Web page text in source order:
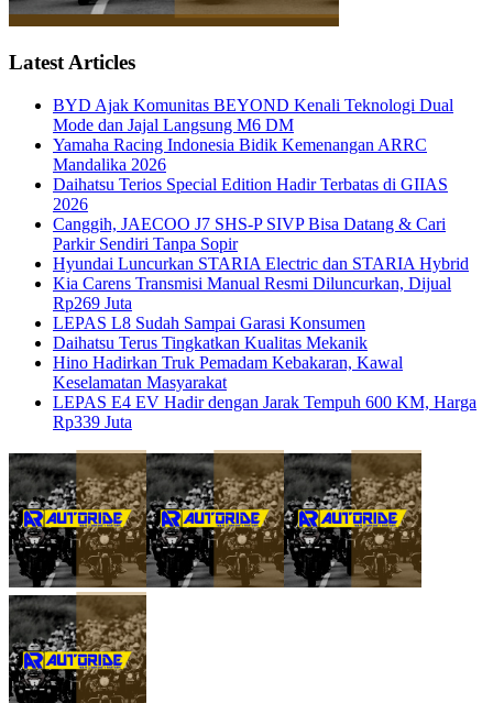
Latest Articles
BYD Ajak Komunitas BEYOND Kenali Teknologi Dual
Mode dan Jajal Langsung M6 DM
Yamaha Racing Indonesia Bidik Kemenangan ARRC
Mandalika 2026
Daihatsu Terios Special Edition Hadir Terbatas di GIIAS
2026
Canggih, JAECOO J7 SHS-P SIVP Bisa Datang & Cari
Parkir Sendiri Tanpa Sopir
Hyundai Luncurkan STARIA Electric dan STARIA Hybrid
Kia Carens Transmisi Manual Resmi Diluncurkan, Dijual
Rp269 Juta
LEPAS L8 Sudah Sampai Garasi Konsumen
Daihatsu Terus Tingkatkan Kualitas Mekanik
Hino Hadirkan Truk Pemadam Kebakaran, Kawal
Keselamatan Masyarakat
LEPAS E4 EV Hadir dengan Jarak Tempuh 600 KM, Harga
Rp339 Juta